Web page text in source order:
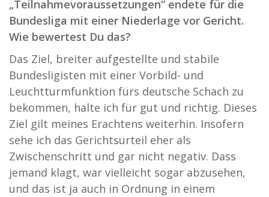
„Teilnahmevoraussetzungen“ endete für die
Bundesliga mit einer Niederlage vor Gericht.
Wie bewertest Du das?
Das Ziel, breiter aufgestellte und stabile
Bundesligisten mit einer Vorbild- und
Leuchtturmfunktion fürs deutsche Schach zu
bekommen, halte ich für gut und richtig. Dieses
Ziel gilt meines Erachtens weiterhin. Insofern
sehe ich das Gerichtsurteil eher als
Zwischenschritt und gar nicht negativ. Dass
jemand klagt, war vielleicht sogar abzusehen,
und das ist ja auch in Ordnung in einem